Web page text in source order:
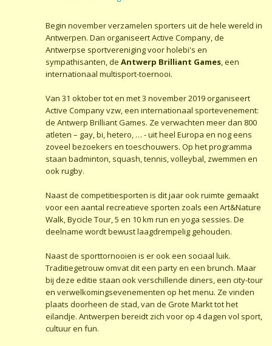
Begin november verzamelen sporters uit de hele wereld in
Antwerpen. Dan organiseert Active Company, de
Antwerpse sportvereniging voor holebi's en
sympathisanten, de Antwerp Brilliant Games, een
internationaal multisport-toernooi.
Van 31 oktober tot en met 3 november 2019 organiseert
Active Company vzw, een internationaal sportevenement:
de Antwerp Brilliant Games. Ze verwachten meer dan 800
atleten – gay, bi, hetero, … - uit heel Europa en nog eens
zoveel bezoekers en toeschouwers. Op het programma
staan badminton, squash, tennis, volleybal, zwemmen en
ook rugby.
Naast de competitiesporten is dit jaar ook ruimte gemaakt
voor een aantal recreatieve sporten zoals een Art&Nature
Walk, Bycicle Tour, 5 en 10 km run en yoga sessies. De
deelname wordt bewust laagdrempelig gehouden.
Naast de sporttornooien is er ook een sociaal luik.
Traditiegetrouw omvat dit een party en een brunch. Maar
bij deze editie staan ook verschillende diners, een city-tour
en verwelkomingsevenementen op het menu. Ze vinden
plaats doorheen de stad, van de Grote Markt tot het
eilandje. Antwerpen bereidt zich voor op 4 dagen vol sport,
cultuur en fun.